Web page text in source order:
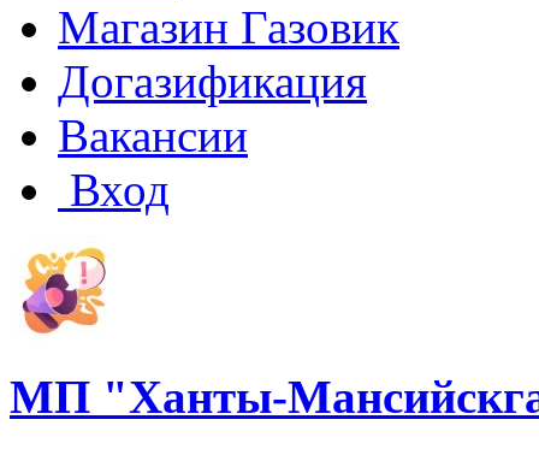
Магазин Газовик
Догазификация
Вакансии
Вход
МП "Ханты-